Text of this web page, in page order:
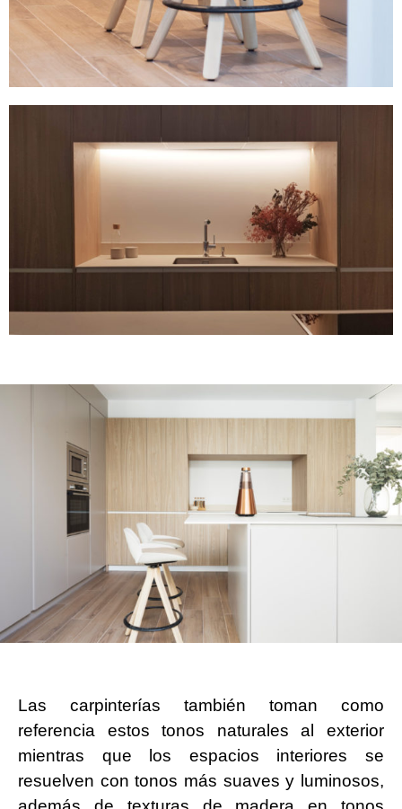
Las carpinterías también toman como
referencia estos tonos naturales al exterior
mientras que los espacios interiores se
resuelven con tonos más suaves y luminosos,